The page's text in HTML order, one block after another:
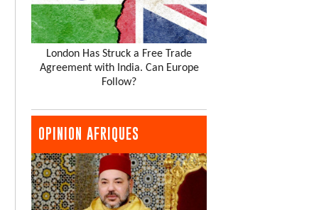
London Has Struck a Free Trade
Agreement with India. Can Europe
Follow?
OPINION AFRIQUES